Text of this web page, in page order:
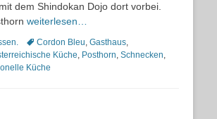
dem Shindokan Dojo dort vorbei.
weiterlesen…
Schlagworte
Cordon Bleu, Gasthaus,
Küche, Posthorn, Schnecken,
Küche